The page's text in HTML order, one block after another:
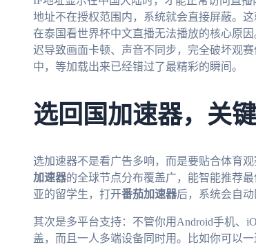
地址不在授权范围内，系统就会直接屏蔽。
在泰国看世界杯中文直播无法播放的核心原
迟导致画面卡顿、声音不同步，完全破坏观
中，等加载出来已经错过了最精彩的瞬间。
选回国加速器，关
选加速器不是看广告多响，而是要贴合体育
加速器的全球节点分布覆盖广，能智能推荐
亚的留学生，打开番茄加速器后，系统会自
其次是多平台支持：不管你用Android手机、
盖，而且一人多端设备同时用。比如你可以